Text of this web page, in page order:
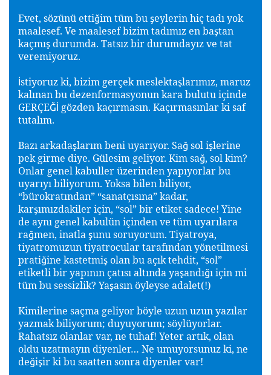
Evet, sözünü ettiğim tüm bu şeylerin hiç tadı yok
maalesef. Ve maalesef bizim tadımız en baştan
kaçmış durumda. Tatsız bir durumdayız ve tat
veremiyoruz.
İstiyoruz ki, bizim gerçek meslektaşlarımız, maruz
kalınan bu dezenformasyonun kara bulutu içinde
GERÇEĞİ gözden kaçırmasın. Kaçırmasınlar ki saf
tutalım.
Bazı arkadaşlarım beni uyarıyor. Sağ sol işlerine
pek girme diye. Gülesim geliyor. Kim sağ, sol kim?
Onlar genel kabuller üzerinden yapıyorlar bu
uyarıyı biliyorum. Yoksa bilen biliyor,
“bürokratından” “sanatçısına” kadar,
karşımızdakiler için, “sol” bir etiket sadece! Yine
de aynı genel kabulün içinden ve tüm uyarılara
rağmen, inatla şunu soruyorum. Tiyatroya,
tiyatromuzun tiyatrocular tarafından yönetilmesi
pratiğine kastetmiş olan bu açık tehdit, “sol”
etiketli bir yapının çatısı altında yaşandığı için mi
tüm bu sessizlik? Yaşasın öyleyse adalet(!)
Kimilerine saçma geliyor böyle uzun uzun yazılar
yazmak biliyorum; duyuyorum; söylüyorlar.
Rahatsız olanlar var, ne tuhaf! Yeter artık, olan
oldu uzatmayın diyenler… Ne umuyorsunuz ki, ne
değişir ki bu saatten sonra diyenler var!